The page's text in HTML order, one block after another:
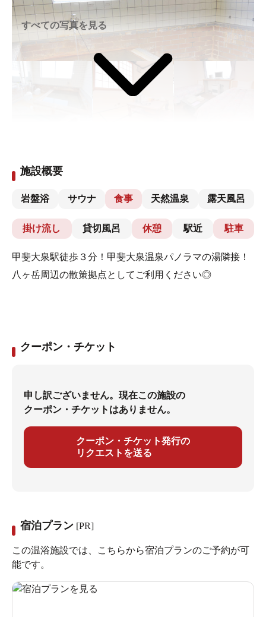
すべての写真を見る
施設概要
岩盤浴 サウナ 食事 天然温泉 露天風呂
掛け流し 貸切風呂 休憩 駅近 駐車
甲斐大泉駅徒歩３分！甲斐大泉温泉パノラマの湯隣接！
八ヶ岳周辺の散策拠点としてご利用ください◎
クーポン・チケット
申し訳ございません。現在この施設の
クーポン・チケットはありません。
クーポン・チケット発行の
リクエストを送る
宿泊プラン [PR]
この温浴施設では、こちらから宿泊プランのご予約が可
能です。